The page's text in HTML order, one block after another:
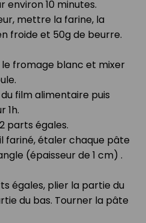
10 minutes.⁣
mettre la farine, la
froide et 50g de beurre.
fromage blanc et mixer
film alimentaire puis
1h.⁣
parts égales.⁣
fariné, étaler chaque pâte
(épaisseur de 1 cm) .
égales, plier la partie du
du bas. Tourner la pâte